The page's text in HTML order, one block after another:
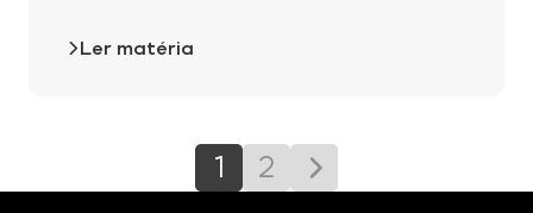
Ler matéria
1 2